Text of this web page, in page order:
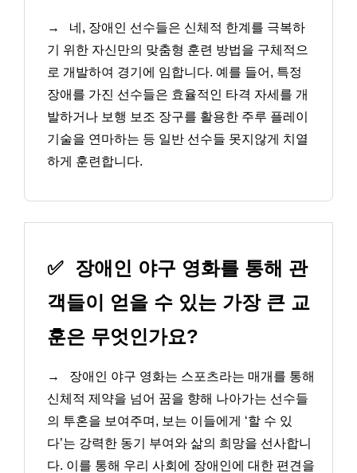
→
네, 장애인 선수들은 신체적 한계를 극복하
기 위한 자신만의 맞춤형 훈련 방법을 구체적으
로 개발하여 경기에 임합니다. 예를 들어, 특정
장애를 가진 선수들은 효율적인 타격 자세를 개
발하거나 보행 보조 장구를 활용한 주루 플레이
기술을 연마하는 등 일반 선수들 못지않게 치열
하게 훈련합니다.
✅ 장애인 야구 영화를 통해 관
객들이 얻을 수 있는 가장 큰 교
훈은 무엇인가요?
→
장애인 야구 영화는 스포츠라는 매개를 통해
신체적 제약을 넘어 꿈을 향해 나아가는 선수들
의 투혼을 보여주며, 보는 이들에게 ‘할 수 있
다’는 강력한 동기 부여와 삶의 희망을 선사합니
다. 이를 통해 우리 사회에 장애인에 대한 편견을